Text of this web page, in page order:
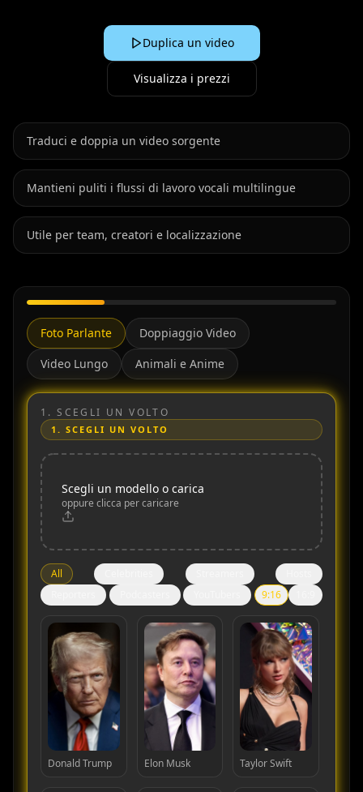
Duplica un video
Visualizza i prezzi
Traduci e doppia un video sorgente
Mantieni puliti i flussi di lavoro vocali multilingue
Utile per team, creatori e localizzazione
Foto Parlante
Doppiaggio Video
Video Lungo
Animali e Anime
1.SCEGLI UN VOLTO
1. SCEGLI UN VOLTO
Scegli un modello o carica
oppure clicca per caricare
All
9:16
Donald Trump Elon Musk Taylor Swift